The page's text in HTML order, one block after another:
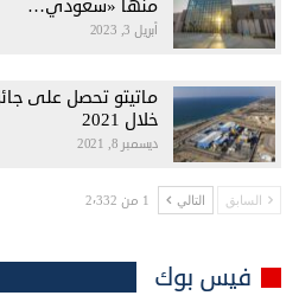
منها «سعودي…
أبريل 3, 2023
ماتيتو تحصل على
خلال 2021
ديسمبر 8, 2021
السابق التالي 1 من 2٬332
فيس بوك